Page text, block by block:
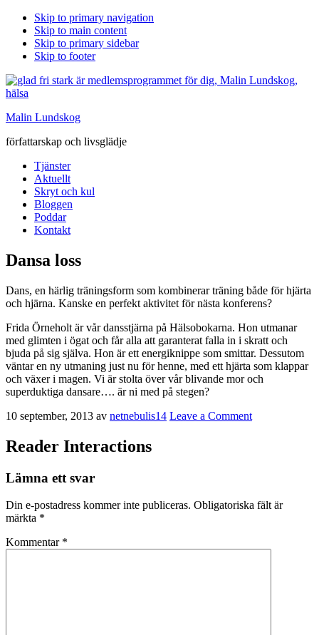
Skip to primary navigation
Skip to main content
Skip to primary sidebar
Skip to footer
Malin Lundskog
författarskap och livsglädje
Tjänster
Aktuellt
Skryt och kul
Bloggen
Poddar
Kontakt
Dansa loss
Dans, en härlig träningsform som kombinerar träning både för hjärta
och hjärna. Kanske en perfekt aktivitet för nästa konferens?
Frida Örneholt är vår dansstjärna på Hälsobokarna. Hon utmanar
med glimten i ögat och får alla att garanterat falla in i skratt och
bjuda på sig själva. Hon är ett energiknippe som smittar. Dessutom
väntar en ny utmaning just nu för henne, med ett hjärta som klappar
och växer i magen. Vi är stolta över vår blivande mor och
superduktiga dansare…. är ni med på stegen?
10 september, 2013 av netnebulis14 Leave a Comment
Reader Interactions
Lämna ett svar
Din e-postadress kommer inte publiceras. Obligatoriska fält är
märkta *
Kommentar *